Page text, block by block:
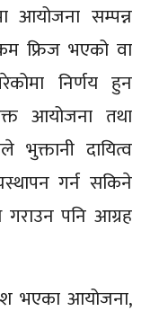
आयोजना सम्पन्न
फ्रिज भएको वा
निर्णय हुन
आयोजना तथा
दायित्व
गर्न सकिने
गराउन पनि आग्रह
भएका आयोजना,